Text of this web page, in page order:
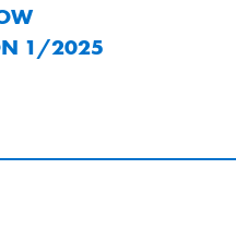
1/2025